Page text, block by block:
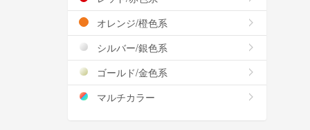
オレンジ/橙色系
シルバー/銀色系
ゴールド/金色系
マルチカラー